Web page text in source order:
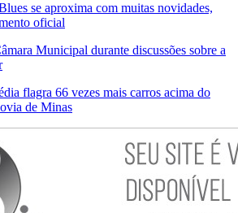
se aproxima com muitas novidades,
oficial
Municipal durante discussões sobre a
flagra 66 vezes mais carros acima do
de Minas